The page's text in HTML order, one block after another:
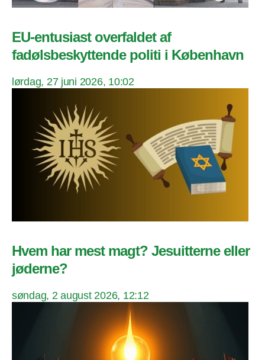
EU-entusiast overfaldet af
fadølsbeskyttende politi i København
lørdag, 27 juni 2026, 10:02
Hvem har mest magt? Jesuitterne eller
jøderne?
søndag, 2 august 2026, 12:12